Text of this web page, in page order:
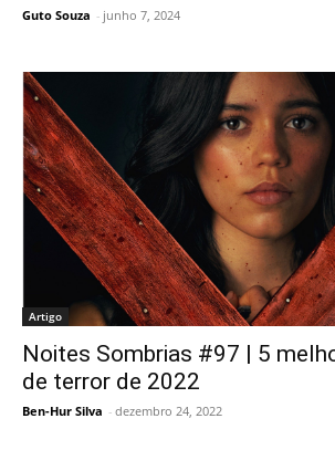
Guto Souza - junho 7, 2024
Artigo
Noites Sombrias #97 | 5
de terror de 2022
Ben-Hur Silva - dezembro 24, 2022